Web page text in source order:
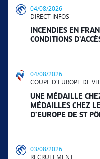
04/08/2026
DIRECT INFOS
INCENDIES EN
CONDITIONS
04/08/2026
COUPE D'EUROPE DE
UNE MÉDAILLE
MÉDAILLES CHEZ
D’EUROPE DE ST
03/08/2026
RECRUTEMENT